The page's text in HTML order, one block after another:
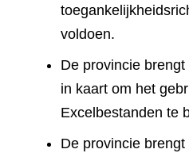
voldoen.
De provincie
in kaart om het
Excelbestanden te
De provincie